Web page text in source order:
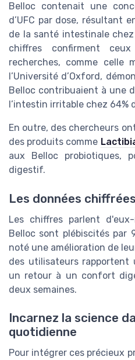
Belloc contenait une
d’UFC par dose, résultant
de la santé intestinale
chiffres confirment
recherches, comme celle
l’Université d’Oxford,
Belloc contribuaient à une
l’intestin irritable chez 64%
En outre, des chercheurs
des produits comme
aux Belloc probiotiques,
digestif.
Les données chiffrées
Les chiffres parlent
Belloc sont plébiscités par
noté une amélioration de
des utilisateurs rapportent
un retour à un confort
deux semaines.
Incarnez la science
quotidienne
Pour intégrer ces précieux